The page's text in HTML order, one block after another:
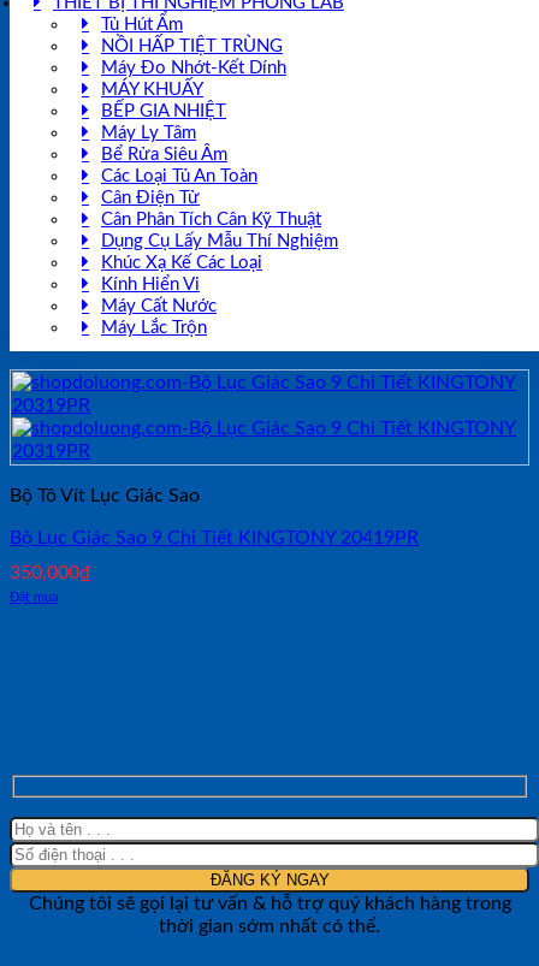
Tủ Hút Ẩm
NỒI HẤP TIỆT TRÙNG
Máy Đo Nhớt-Kết Dính
MÁY KHUẤY
BẾP GIA NHIỆT
Máy Ly Tâm
Bể Rửa Siêu Âm
Các Loại Tủ An Toàn
Cân Điện Tử
Cân Phân Tích Cân Kỹ Thuật
Dụng Cụ Lấy Mẫu Thí Nghiệm
Khúc Xạ Kế Các Loại
Kính Hiển Vi
Máy Cất Nước
Máy Lắc Trộn
Bộ Tô Vít Lục Giác Sao
Bộ Lục Giác Sao 9 Chi Tiết KINGTONY 20419PR
350,000₫
Đặt mua
Chúng tôi sẽ gọi lại tư vấn & hỗ trợ quý khách hàng trong
thời gian sớm nhất có thể.